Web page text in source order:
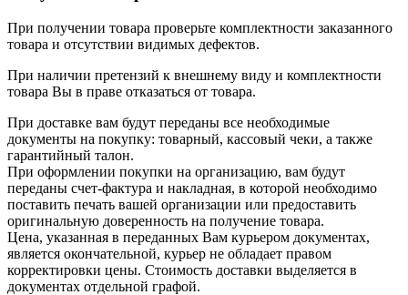
При получении товара проверьте комплектности заказанного
товара и отсутствии видимых дефектов.
При наличии претензий к внешнему виду и комплектности
товара Вы в праве отказаться от товара.
При доставке вам будут переданы все необходимые
документы на покупку: товарный, кассовый чеки, а также
гарантийный талон.
При оформлении покупки на организацию, вам будут
переданы счет-фактура и накладная, в которой необходимо
поставить печать вашей организации или предоставить
оригинальную доверенность на получение товара.
Цена, указанная в переданных Вам курьером документах,
является окончательной, курьер не обладает правом
корректировки цены. Стоимость доставки выделяется в
документах отдельной графой.